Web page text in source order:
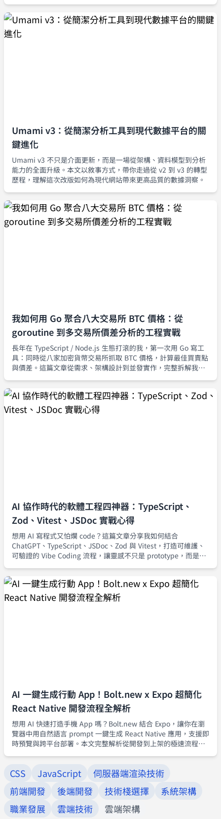
Umami v3：從簡潔分析工具到現代數據平台的關
鍵進化
Umami v3 不只是介面更新，而是一場從架構、資料模型到分析
能力的全面升級。本文以敘事方式，帶你走過從 v2 到 v3 的轉型
歷程，理解這次改版如何為現代網站帶來更高品質的數據洞察。
我如何用 Go 聚合八大交易所 BTC 價格：從
goroutine 到多交易所價差分析的工程實戰
長年在 TypeScript / Node.js 生態打滾的我，第一次用 Go 寫工
具：同時從八家加密貨幣交易所抓取 BTC 價格，計算最佳買賣點
與價差。這篇文章從需求、架構設計到並發實作，完整拆解我如
AI 協作時代的軟體工程四神器：TypeScript、
Zod、Vitest、JSDoc 實戰心得
想用 AI 寫程式又怕爛 code？這篇文章分享我如何結合
ChatGPT、TypeScript、JSDoc、Zod 與 Vitest，打造可維護、
可驗證的 Vibe Coding 流程，讓靈感不只是 prototype，而是真
AI 一鍵生成行動 App！Bolt.new x Expo 超簡化
React Native 開發流程全解析
想用 AI 快速打造手機 App 嗎？Bolt.new 結合 Expo，讓你在瀏
覽器中用自然語言 prompt 一鍵生成 React Native 應用，支援即
時預覽與跨平台部署。本文完整解析從開發到上架的極速流程，
CSS JavaScript
伺服器端渲染技術
前端開發
後端開發 技術棧選擇
系統架構
職業發展
雲端技術 雲端架構